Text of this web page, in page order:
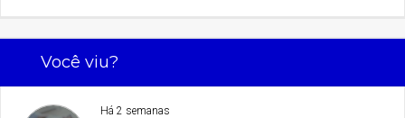
Você viu?
Há 2 semanas